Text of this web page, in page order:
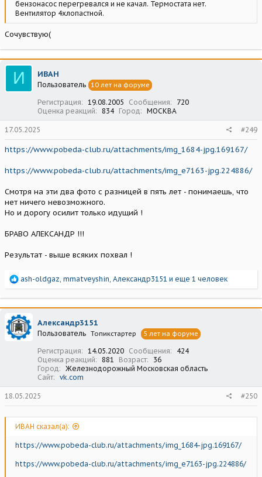
бензонасос перегревался и не качал. Термостата нет.
Вентилятор 4хлопастной.
Сочувствую(
И ИВАН
Пользователь 10 лет на форуме
Регистрация 19.08.2005 Сообщения
720
Оценка реакций
834 Город МОСКВА
17.05.2025 #249
https://www.pobeda-club.ru/attachments/img_1684-jpg.169167/
https://www.pobeda-club.ru/attachments/img_e7163-jpg.224886/
Смотря на эти два фото с разницей в пять лет - понимаешь, что
нет ничего невозможного.
Но и дорогу осилит только идущий !
БРАВО АЛЕКСАНДР !!!
Результат - выше всяких похвал !
Р
а
к
ц
и
и
ash-oldgaz mmatveyshin Александр3151 и еще 1 человек
Александр3151
Пользователь Топикстартер 5 лет на форуме
Регистрация 14.05.2020 Сообщения
424
Оценка реакций
881 Возраст
36
Город
Железнодорожный Московская область
Сайт
vk.com
18.05.2025 #250
ИВАН сказал(а):
https://www.pobeda-club.ru/attachments/img_1684-jpg.169167/
https://www.pobeda-club.ru/attachments/img_e7163-jpg.224886/